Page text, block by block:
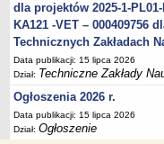
dla projektów 2025-1-PL01-
KA121 -VET – 000409756
Technicznych Zakładach
Data publikacji: 15 lipca 2026
Dział: Techniczne Zakłady
Ogłoszenia 2026 r.
Data publikacji: 15 lipca 2026
Dział:Ogłoszenie